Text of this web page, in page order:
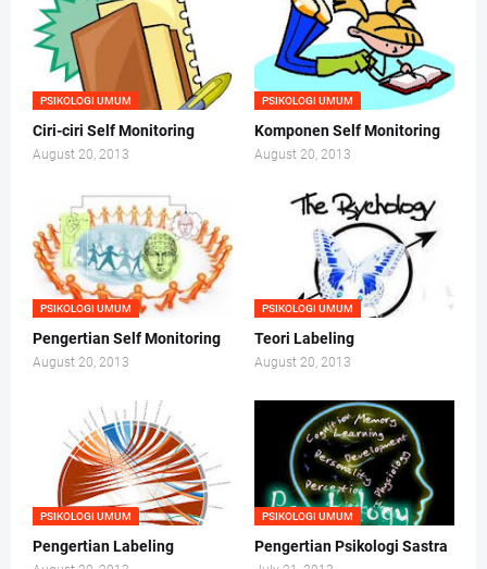
PSIKOLOGI UMUM
Ciri-ciri Self Monitoring
August 20, 2013
PSIKOLOGI UMUM
Komponen Self Monitoring
August 20, 2013
PSIKOLOGI UMUM
Pengertian Self Monitoring
August 20, 2013
PSIKOLOGI UMUM
Teori Labeling
August 20, 2013
PSIKOLOGI UMUM
Pengertian Labeling
PSIKOLOGI UMUM
Pengertian Psikologi Sastra